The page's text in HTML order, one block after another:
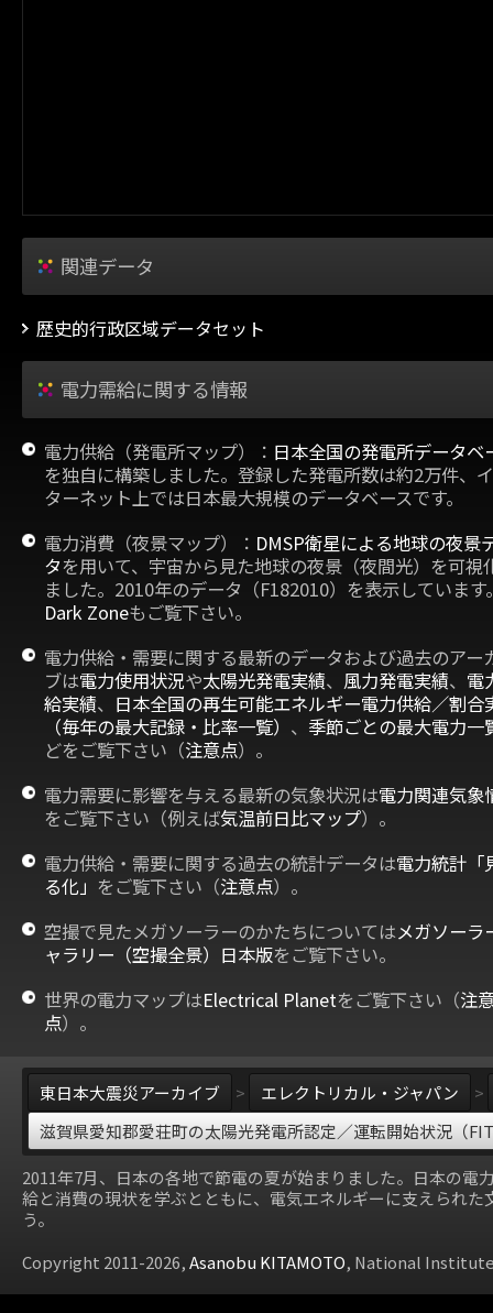
関連データ
歴史的行政区域データセット
電力需給に関する情報
電力供給（発電所マップ）： 日本全国の発電所データベ
を独自に構築しました。登録した発電所数は約2万件、
ターネット上では日本最大規模のデータベースです。
電力消費（夜景マップ）： DMSP衛星による地球の夜景
タを用いて、宇宙から見た地球の夜景（夜間光）を可視
ました。2010年のデータ（F182010）を表示しています
Dark Zoneもご覧下さい。
電力供給・需要に関する最新のデータおよび過去のアー
ブは電力使用状況や太陽光発電実績、 風力発電実績、 電
給実績、 日本全国の再生可能エネルギー電力供給／割合
（毎年の最大記録・比率一覧） 、 季節ごとの最大電力一
どをご覧下さい（注意点）。
電力需要に影響を与える最新の気象状況は電力関連気象
をご覧下さい（例えば気温前日比マップ）。
電力供給・需要に関する過去の統計データは電力統計「
る化」 をご覧下さい（注意点）。
空撮で見たメガソーラーのかたちについてはメガソーラ
ャラリー（空撮全景）日本版をご覧下さい。
世界の電力マップはElectrical Planetをご覧下さい（注
点）。
東日本大震災アーカイブ > エレクトリカル・ジャパン
>
滋賀県愛知郡愛荘町の太陽光発電所認定／運転開始状況（
2011年7月、日本の各地で節電の夏が始まりました。日本の電
給と消費の現状を学ぶとともに、電気エネルギーに支えられた
う。
Copyright 2011-2026,Asanobu KITAMOTO, National